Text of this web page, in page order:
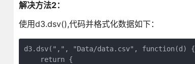
解决方法2：
使用d3.dsv(),代码并格式化数据如下：
d3.dsv(",", "Data/data.csv", function(d) {
    return {